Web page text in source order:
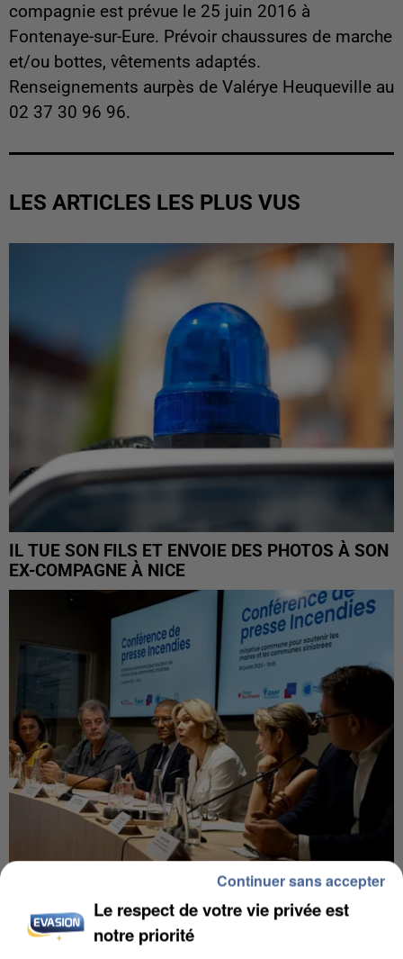
compagnie est prévue le 25 juin 2016 à
Fontenaye-sur-Eure. Prévoir chaussures de marche
et/ou bottes, vêtements adaptés.
Renseignements aurpès de Valérye Heuqueville au
02 37 30 96 96.
LES ARTICLES LES PLUS VUS
IL TUE SON FILS ET ENVOIE DES PHOTOS À SON
EX-COMPAGNE À NICE
DE SOLIDARITÉ AVEC LES...
Le respect de votre vie privée est
notre priorité
Continuer sans accepter